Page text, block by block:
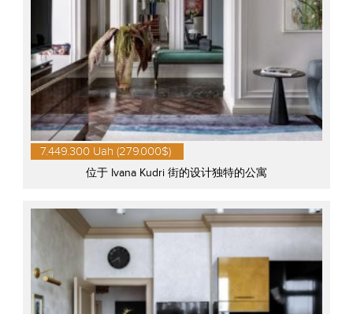
7.449.300 Uah (279.000$)
位于 Ivana Kudri 街的设计独特的公寓